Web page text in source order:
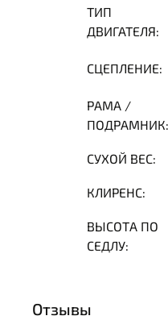
ТИП
ДВИГАТЕЛЯ:
СЦЕПЛЕНИЕ:
РАМА /
ПОДРАМНИК:
СУХОЙ ВЕС:
КЛИРЕНС:
ВЫСОТА ПО
СЕДЛУ:
Отзывы